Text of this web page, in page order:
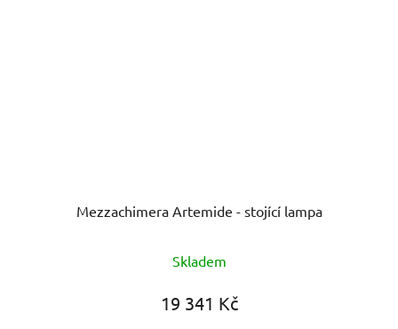
Mezzachimera Artemide - stojící lampa
Skladem
19 341 Kč